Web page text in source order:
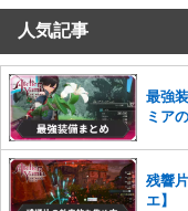
コメントの削除を申請
せていただきます。
※一度削除したコメ
さい。
また、過度な利用規約の
った場合は、法的措置を
かじめご理解くださいま
人気記事
最強
ミア
残響
エ】